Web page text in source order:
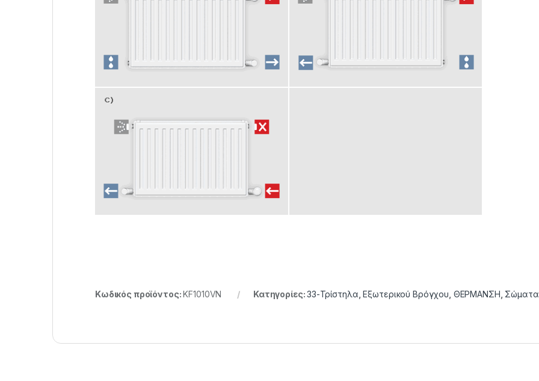
Κωδικός προϊόντος:KF1010VN Κατηγορίες:33-Τρίστηλα ,Εξωτερικού Βρόγχου ΘΕΡΜΑΝΣΗ